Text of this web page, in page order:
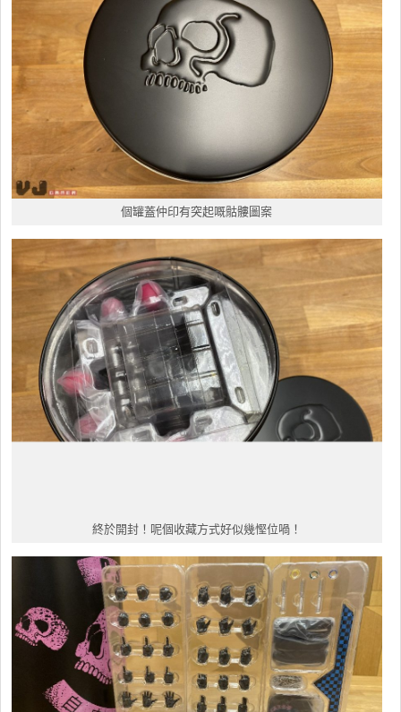
個罐蓋仲印有突起嘅骷髏圖案
終於開封！呢個收藏方式好似幾慳位喎！